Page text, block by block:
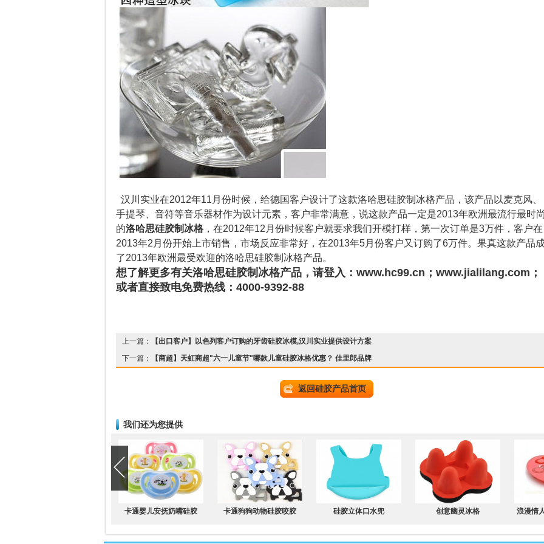
汉川实业在2012年11月份时候，给德国客户设计了这款洛哈思硅胶制冰格产品，该产品以麦克风、
手提琴、音符等音乐器材作为设计元素，客户非常满意，说这款产品一定是2013年欧洲最流行最时
的洛哈思硅胶制冰格 ，在2012年12月份时候客户就要求我们开模打样，第一次订单是3万件，客户在
2013年2月份开始上市销售，市场反应非常好，在2013年5月份客户又订购了6万件。果真这款产品
了2013年欧洲最受欢迎的洛哈思硅胶制冰格产品。
想了解更多有关洛哈思硅胶制冰格产品，请登入： www.hc99.cn ； www.jialilang.com ；
或者直接致电免费热线：4000-9392-88
上一篇：
【出口客户】以色列客户订购的牙齿硅胶冰模,汉川实业提供设计方案
下一篇：
【商超】天虹商超"六一儿童节"哪款儿童硅胶冰格优惠？ 佳里郎品牌
返回硅胶产品首页
我们还为您提供
卡通婴儿安抚奶嘴硅胶 卡通狗狗动物硅胶咬胶 硅胶立体口水兜 创意幽灵冰格 浪漫情